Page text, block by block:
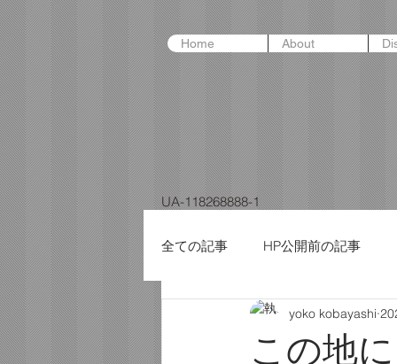
Home About
UA-118268888-1
全ての記事 HP公開前の記事
この地
yoko kobayashi